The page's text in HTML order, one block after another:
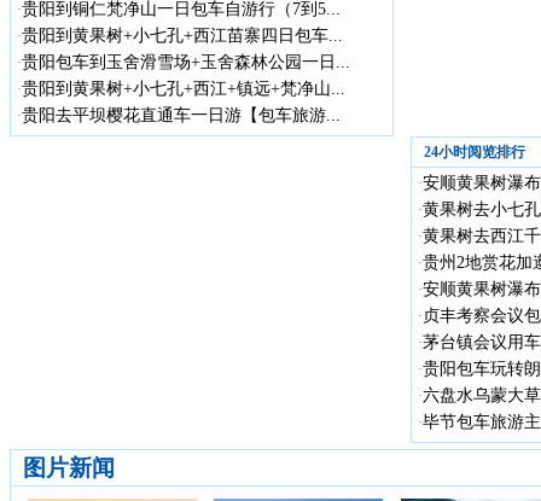
·贵阳到铜仁梵净山一日包车自游行（7到5...
·贵阳到黄果树+小七孔+西江苗寨四日包车...
·贵阳包车到玉舍滑雪场+玉舍森林公园一日...
·贵阳到黄果树+小七孔+西江+镇远+梵净山...
·贵阳去平坝樱花直通车一日游【包车旅游...
24小时阅览排行
·安顺黄果树瀑
·黄果树去小七
·黄果树去西江
·贵州2地赏花加
·安顺黄果树瀑
· 贞丰考察会议
·茅台镇会议用
·贵阳包车玩转
·六盘水乌蒙大
·毕节包车旅游
图片新闻